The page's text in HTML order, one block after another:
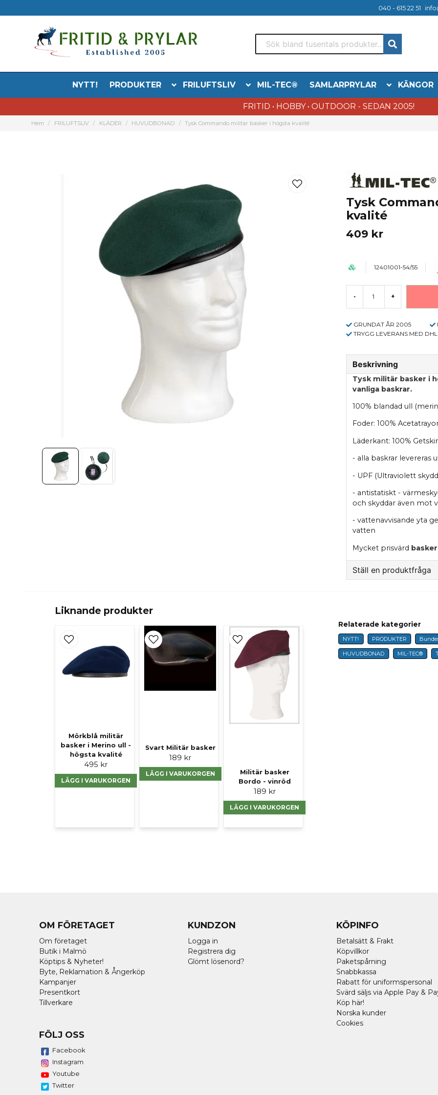
040 - 615 22 51
NYTT! PRODUKTER FRILUFTSLIV MIL-TEC® SAMLARPRYLAR KÄNGOR
FRITID • HOBBY • OUTDOOR - SEDAN 2005!
Hem FRILUFTSLIV KLÄDER HUVUDBONAD Tysk Commando militär basker i högsta kvalité
Tysk
kvalité
409 kr
12401001-54/55
- +
GRUNDAT ÅR 2005
TRYGG LEVERANS MED DHL
Beskrivning
Tysk militär basker i
vanliga baskrar.
100% blandad ull
Foder: 100%
Läderkant: 100%
- alla baskrar levereras
- UPF (Ultraviolett
- antistatiskt -
och skyddar även mot
- vattenavvisande yta
vatten
Mycket prisvärd
Ställ en produktfråga
name
Namn
Liknande produkter
Mörkblå militär
basker i Merino ull -
högsta kvalité
495 kr
LÄGG I VARUKORGEN
Svart Militär basker
189 kr
LÄGG I VARUKORGEN
Militär basker
Bordo - vinröd
189 kr
LÄGG I VARUKORGEN
Relaterade kategorier
NYTT! PRODUKTER
HUVUDBONAD MIL-TEC®
OM FÖRETAGET
Om företaget
Butik i Malmö
Köptips & Nyheter!
Byte, Reklamation & Ångerköp
Kampanjer
Presentkort
Tillverkare
KUNDZON
Logga in
Registrera dig
Glömt lösenord?
KÖPINFO
Betalsätt & Frakt
Köpvillkor
Paketspårning
Snabbkassa
Rabatt för uniformspersonal
Svärd säljs via Apple Pay &
Köp här!
Norska kunder
Cookies
FÖLJ OSS
Facebook
Instagram
Youtube
Twitter